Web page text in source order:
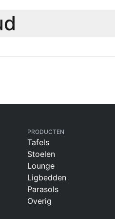
PRODUCTEN
Tafels
Stoelen
Lounge
Ligbedden
Parasols
Overig